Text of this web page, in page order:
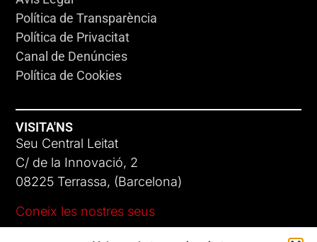
Política de Transparència
Política de Privacitat
Canal de Denúncies
Política de Cookies
VISITA'NS
Seu Central Leitat
C/ de la Innovació, 2
08225 Terrassa, (Barcelona)
Coneix les nostres seus